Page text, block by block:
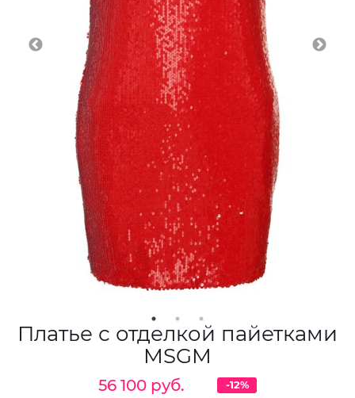
Платье с отделкой пайетками
MSGM
56 100 руб.
-12%